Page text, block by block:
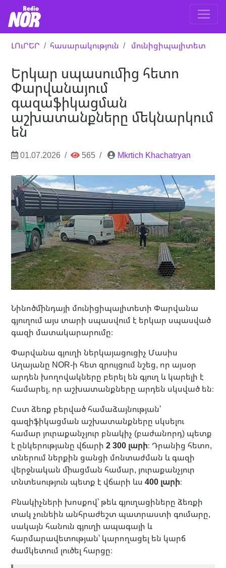
ԼՈւՐԵՐ հասարակություն մունիցիպալիտետ
Երկար սպասումից հետո
Փարվանայում
գազաֆիկացման
աշխատանքները մեկնարկում
են
01.07.2026 565 Mkrtich Khachatryan
Նինոծմինդայի մունիցիպալիտետի Փարվանա
գյուղում այս տարի սպասվում է երկար սպասված
գազի մատակարարումը։
Փարվանա գյուղի ներկայացուցիչ Մասիս
Աղայանը NOR-ի հետ զրույցում նշեց, որ այսօր
արդեն խողովակները բերել են գյուղ և կարելի է
համարել, որ աշխատանքները արդեն սկսված են։
Ըստ ձեռք բերված համաձայնության՝
գազիֆիկացման աշխատանքները սկսելու
համար յուրաքանչյուր բնակիչ (բաժանորդ) պետք
է ընկերությանը վճարի2 300 լարի։ Դրանից հետո,
տներում ներքին ցանցի մոնտաժման և գազի
վերջնական միացման համար, յուրաքանչյուր
տնտեսություն պետք է վճարի ևս400 լարի։
Բնակիչների խոսքով՝ թեև գյուղացիները ձեռքի
տակ չունեին անհրաժեշտ պատրաստի գումարը,
սակայն հանուն գյուղի ապագայի և
հարմարավետության՝ կարողացել են կարճ
ժամկետում լուծել հարցը։